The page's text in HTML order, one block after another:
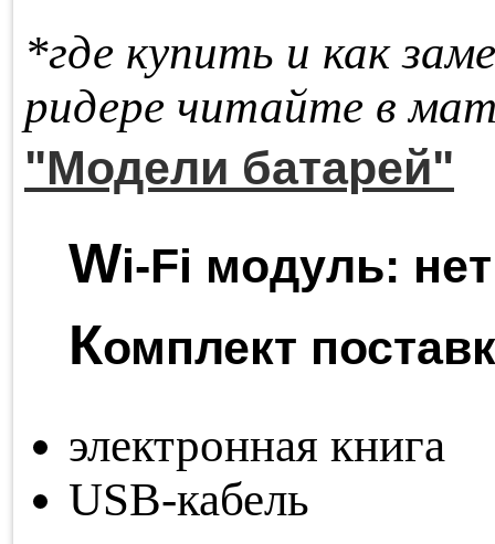
*где купить и как
ри­де­ре чи­тай­те в
"Модели батарей"
Wi-Fi модуль: нет
Комплект
электронная книга
USB-кабель